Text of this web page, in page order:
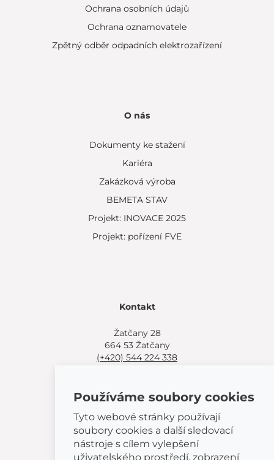
Ochrana osobních údajů
Ochrana oznamovatele
Zpětný odběr odpadních elektrozařízení
O nás
Dokumenty ke stažení
Kariéra
Zakázková výroba
BEMETA STAV
Projekt: INOVACE 2025
Projekt: pořízení FVE
Kontakt
Žatčany 28
664 53 Žatčany
(+420) 544 224 338
Další možnosti nákupu:
Najděte si prodejce poblíž.
Nebo volejte(+420) 544 224 338.
Používáme soubory cookies
Tyto webové stránky používají
soubory cookies a další sledovací
nástroje s cílem vylepšení
uživatelského prostředí, zobrazení